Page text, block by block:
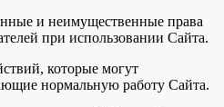
и неимущественные права
при использовании Сайта.
которые могут
нормальную работу Сайта.